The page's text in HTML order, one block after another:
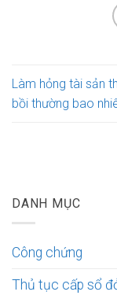
Làm hỏng tài sản
bồi thường bao
DANH MỤC
Công chứng
Thủ tục cấp sổ